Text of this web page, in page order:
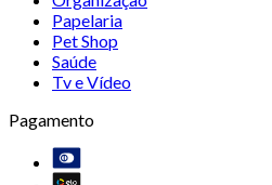
Papelaria
Pet Shop
Saúde
Tv e Vídeo
Pagamento